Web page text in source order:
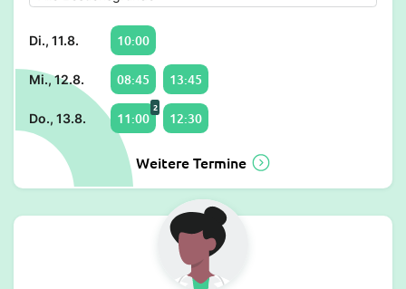
Di., 11.8. 10:00
Mi., 12.8. 08:45 13:45
Do., 13.8. 11:00
2
12:30
Weitere Termine